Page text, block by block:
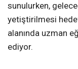
sunulurken,
yetiştirilmesi
alanında uzman
ediyor.